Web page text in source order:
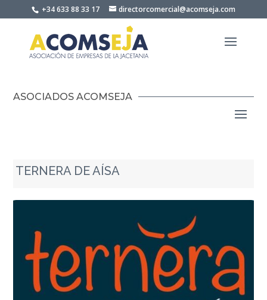
to
+34 633 88 33 17 directorcomercial@acomseja.com
ASOCIADOS ACOMSEJA
TERNERA DE AÍSA